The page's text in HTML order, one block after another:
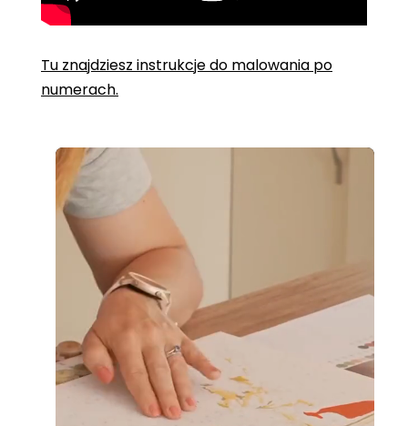
Tu znajdziesz instrukcje do malowania po
numerach.